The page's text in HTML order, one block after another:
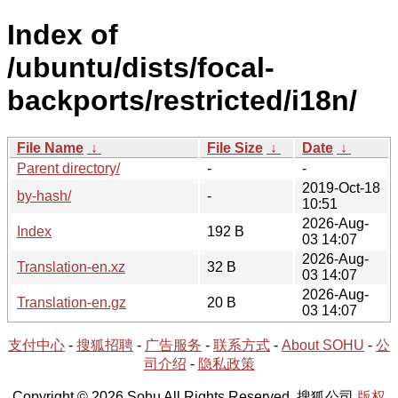
Index of
/ubuntu/dists/focal-
backports/restricted/i18n/
File Name ↓ File Size ↓ Date ↓
Parent directory/
-
-
by-hash/
-
2019-Oct-18
10:51
Index
192 B
2026-Aug-
03 14:07
Translation-en.xz
32 B
2026-Aug-
03 14:07
Translation-en.gz
20 B
2026-Aug-
03 14:07
支付中心 - 搜狐招聘 - 广告服务 - 联系方式 - About SOHU - 公
司介绍 - 隐私政策